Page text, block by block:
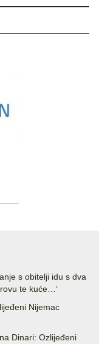
s obitelji idu s dva
te kuće…‘
Nijemac
Dinari: Ozlijeđeni